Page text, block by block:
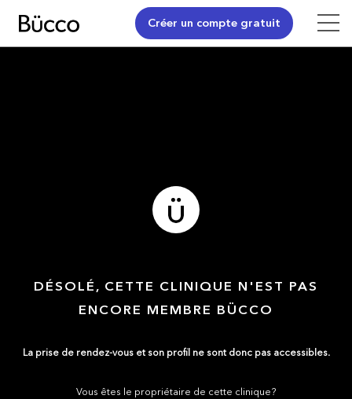
Créer un compte gratuit
DÉSOLÉ, CETTE CLINIQUE N'EST PAS
ENCORE MEMBRE BÜCCO
La prise de rendez-vous et son profil ne sont donc pas accessibles.
Vous êtes le propriétaire de cette clinique?